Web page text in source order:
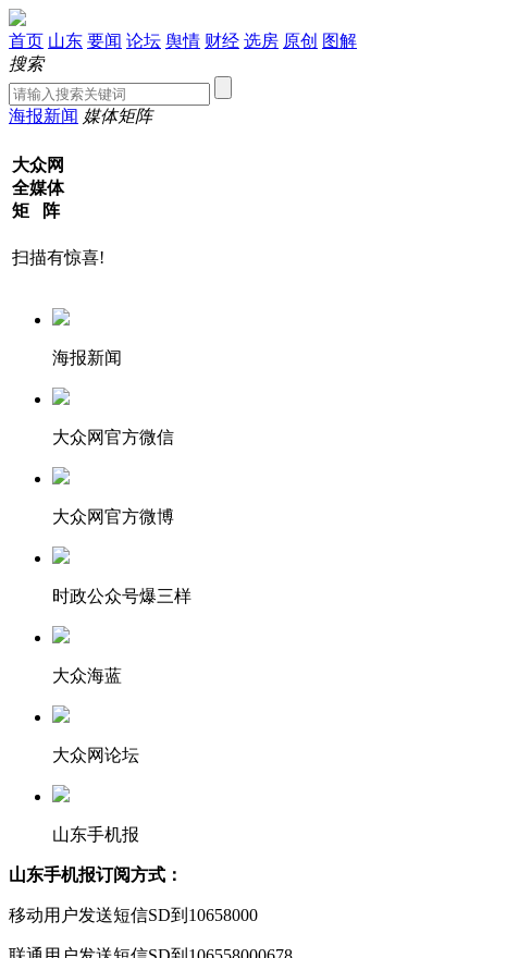
首页 山东 要闻 论坛 舆情 财经 选房 原创 图解
搜索
海报新闻 媒体矩阵
大众网
全媒体
矩 阵
扫描有惊喜!
海报新闻
大众网官方微信
大众网官方微博
时政公众号爆三样
大众海蓝
大众网论坛
山东手机报
山东手机报订阅方式：
移动用户发送短信SD到10658000